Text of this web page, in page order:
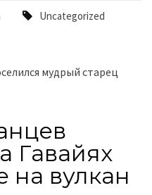
Uncategorized
мудрый старец
Гавайях
на вулкан